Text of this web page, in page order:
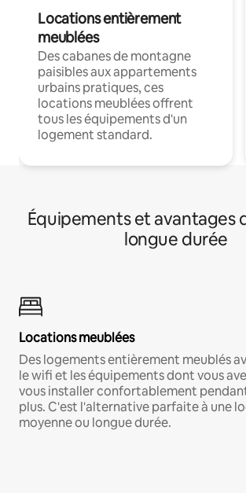
Locations entièrement
meublées
Des cabanes de montagne
paisibles aux appartements
urbains pratiques, ces
locations meublées offrent
tous les équipements d'un
logement standard.
Équipements et avantages
longue durée
Locations meublées
Des logements entièrement meublés
le wifi et les équipements dont vous
vous installer confortablement
plus. C'est l'alternative parfaite à une
moyenne ou longue durée.